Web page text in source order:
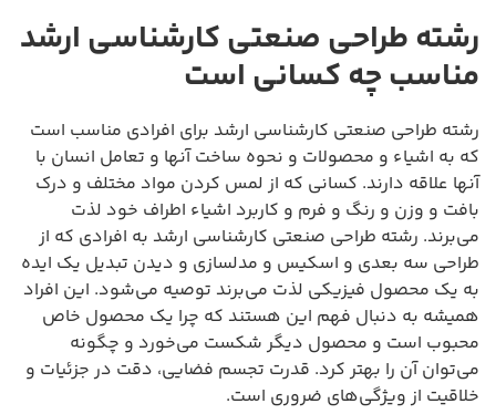
رشته طراحی صنعتی کارشناسی ارشد
مناسب چه کسانی است
رشته طراحی صنعتی کارشناسی ارشد برای افرادی مناسب است
که به اشیاء و محصولات و نحوه ساخت آنها و تعامل انسان با
آنها علاقه دارند. کسانی که از لمس کردن مواد مختلف و درک
بافت و وزن و رنگ و فرم و کاربرد اشیاء اطراف خود لذت
می‌برند. رشته طراحی صنعتی کارشناسی ارشد به افرادی که از
طراحی سه بعدی و اسکیس و مدلسازی و دیدن تبدیل یک ایده
به یک محصول فیزیکی لذت می‌برند توصیه می‌شود. این افراد
همیشه به دنبال فهم این هستند که چرا یک محصول خاص
محبوب است و محصول دیگر شکست می‌خورد و چگونه
می‌توان آن را بهتر کرد. قدرت تجسم فضایی، دقت در جزئیات و
خلاقیت از ویژگی‌های ضروری است.